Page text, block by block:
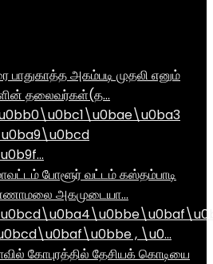
அகம்படி முதலி எனும்
தலைவர்கள்(த…
போளூர் வட்டம் கஸ்தம்பாடி
அகமுடையா…
, \u0…
கோபுரத்தில் தேசியக் கொடியை